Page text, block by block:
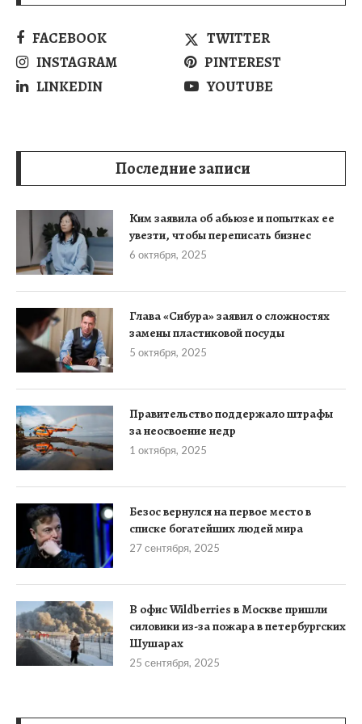
FACEBOOK
TWITTER
INSTAGRAM
PINTEREST
LINKEDIN
YOUTUBE
Последние записи
Ким заявила об абьюзе и попытках ее
увезти, чтобы переписать бизнес
6 октября, 2025
Глава «Сибура» заявил о сложностях
замены пластиковой посуды
5 октября, 2025
Правительство поддержало штрафы
за неосвоение недр
1 октября, 2025
Безос вернулся на первое место в
списке богатейших людей мира
27 сентября, 2025
В офис Wildberries в Москве пришли
силовики из-за пожара в петербургских
Шушарах
25 сентября, 2025